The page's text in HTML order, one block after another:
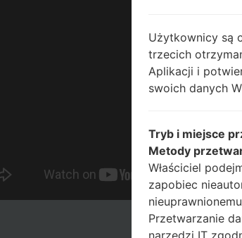
Użytkownicy są
trzecich
Aplikacji i
swoich danych
Tryb i miejsce
Metody
Właściciel
zapobiec
Przetwarzanie